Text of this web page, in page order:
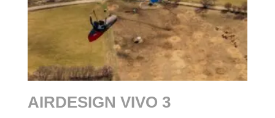
AIRDESIGN VIVO 3